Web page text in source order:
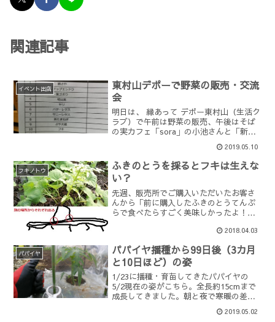
関連記事
イベント出店
東村山デポーで野菜の販売・交流
会
明日は、 縁あって デポー東村山（生活ク
ラブ）で午前は野菜の販売、午後はそば
の実カフェ「sora」の小池さんと「新鮮
野菜のサラダを一緒に食べよう 」のイベ
ントがあります。私、野菜販売していま
すので、見かけた際はお声がけ、または
遠くからあたた...
2019.05.10
フキノトウ
ふきのとうを採るとフキは生えな
い？
先週、販売所でご購入いただいたお客さ
んから「前に購入したふきのとうてんぷ
らで食べたらすごく美味しかったよ！あ
にんまり喜んでいた私ですが、同時にそ
まうと、フキは生えないの...
2018.04.03
パパイヤ
パパイヤ播種から99日後（3カ月
と10日ほど）の姿
1/23に播種・育苗してきたパパイヤの
5/2現在の姿がこちら。全長約15cmまで
成長してきました。朝と夜で寒暖の差が
激しいのもあり、毎日の観察では目に見
えて大きな成長をしている様子は見られ
2019.05.02